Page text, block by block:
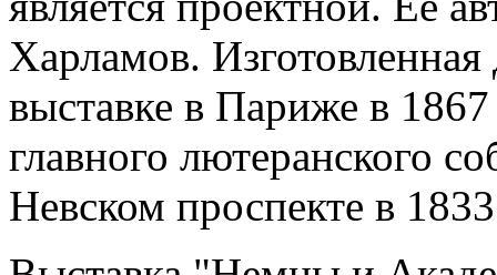
Харламов.
выставке в Париже в
главного лютеранского
Невском проспекте в